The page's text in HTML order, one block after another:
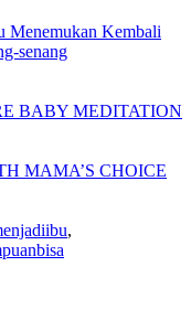
Menemukan Kembali
senang
BABY MEDITATION
MAMA’S CHOICE
,